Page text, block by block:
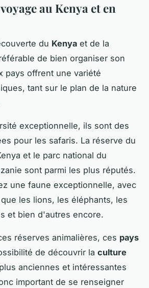
au Kenya et en
du Kenya et de la
de bien organiser son
pays offrent une variété
tant sur le plan de la nature
exceptionnelle, ils sont des
pour les safaris. La réserve du
et le parc national du
sont parmi les plus réputés.
une faune exceptionnelle, avec
les lions, les éléphants, les
et bien d'autres encore.
réserves animalières, ces pays
de découvrir la culture
anciennes et intéressantes
important de se renseigner